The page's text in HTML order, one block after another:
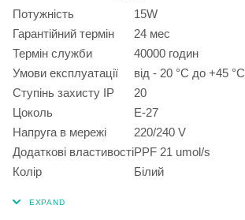
Потужність
15W
Гарантійний термін
24 мес
Термін служби
40000 годин
Умови експлуатації
від - 20 °С до +45 °С
Ступінь захисту IP
20
Цоколь
E-27
Напруга в мережі
220/240 V
Додаткові властивостіPPF 21 umol/s
Колір
Білий